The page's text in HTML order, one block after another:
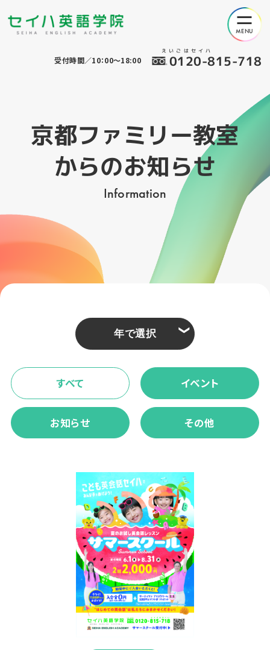
えいごはセイハ
0120-815-718
受付時間／10：00～18:00
京都ファミリー教室
からのお知らせ
Information
❮
すべて イベント
お知らせ その他